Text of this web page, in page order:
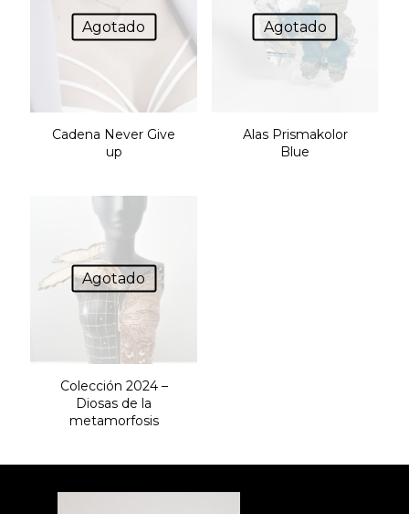
Agotado
Cadena Never Give
up
Agotado
Alas Prismakolor
Blue
Agotado
Colección 2024 –
Diosas de la
metamorfosis